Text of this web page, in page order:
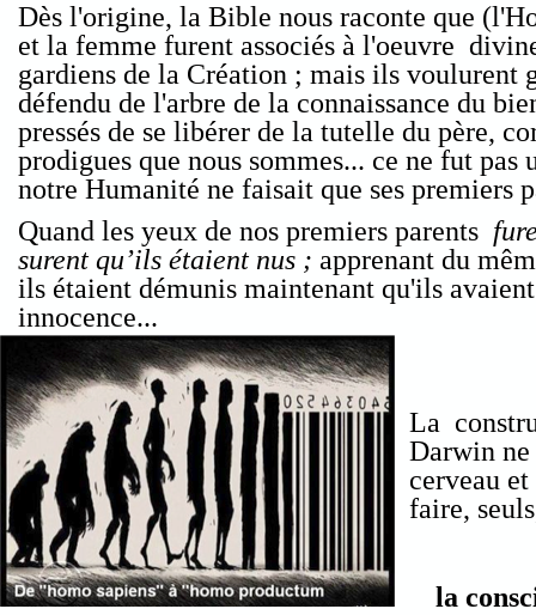
l la
Dès l'origine, la Bible nous raconte que
et la femme furent associés à l'oeuvre
gardiens de la Création ; mais ils
défendu de l'arbre de la connaissance du
pressés de se libérer de la tutelle du père,
prodigues que nous sommes... ce ne fut pas
notre Humanité ne faisait que ses premiers
Quand les yeux de nos premiers parents
surent qu’ils étaient nus ; apprenant du
ils étaient démunis maintenant qu'ils
innocence...
La
Darwin ne
cerveau
faire,